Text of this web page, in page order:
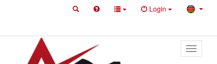
Login
Toggle
primary